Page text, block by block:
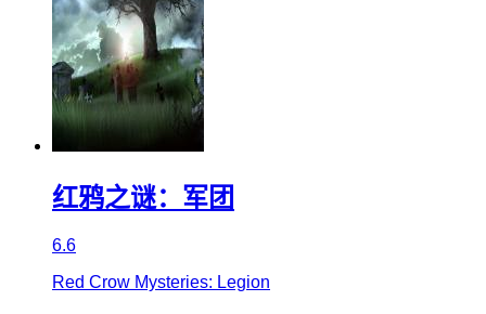
红鸦之谜：军团
6.6
Red Crow Mysteries: Legion